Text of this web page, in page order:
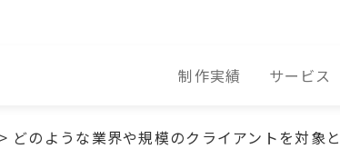
制作実績 サービス
> どのような業界や規模のクライアントを対象